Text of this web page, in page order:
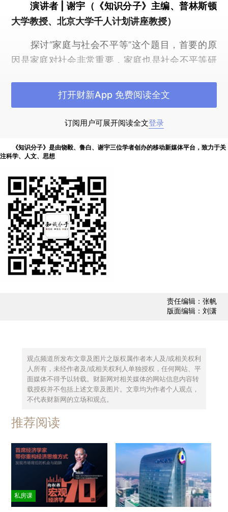
演讲者 | 谢宇（《知识分子》主编、普林斯顿
大学教授、北京大学千人计划讲座教授）
探讨“家庭与社会不平等”这个题目，首要的原
因是家庭对社会非常重要，家庭也是社会不平等研
积累了一些研究成果，包括2005年在北京大学启
动的中国家庭追踪调查。趁这个机会，我想结合社
会学的一些理论与看法，根据我自己做的家庭研究
和中国社会的相关研究，分享一些我的看法：一方
面是理论上的辨析和研究综述；另一方面是我对中
国当代社会家庭与不平等关系的研究，具体会通过
四个例子来介绍。
家庭是造成男女不平等的重要机制
首先我们来理解“不平等”与“家庭”这两个概
两者不可混淆。“不平等”是一种社会发展的结果，
从统计学意义上来说，分布不均衡，或者是不同的
高，有的人工资低；财产不平等，有的人财富多，
有的人财富少；寿命不平等，有的人活得长，有的
人活得短，女性相对男性的寿命比较长。这都是“不
平等”，所以“不平等”与“有差异”类似，不能把它当
成一个含有价值判断的词语。
什么叫家庭？家庭是不同人的组合。最简单的
组合有两种，一种是血缘，一种是婚姻。人们通过
婚姻结合，而生育的子女就是血缘。家庭又有小家
庭和大家庭之分，大家庭像是一些宗族，这里主要
以小家庭为例。
订阅用户可展开阅读全文登录
打开财新App 免费阅读全文
《知识分子》是由饶毅、鲁白、谢宇三位学者创办的移动新媒体平台，致力于关
注科学、人文、思想
责任编辑：张帆
版面编辑：刘潇
观点频道所发布文章及图片之版权属作者本人及/或相关权利
人所有，未经作者及/或相关权利人单独授权，任何网站、平
面媒体不得予以转载。财新网对相关媒体的网站信息内容转
载授权并不包括上述文章及图片。文章均为作者个人观点，
不代表财新网的立场和观点。
推荐阅读
私房课